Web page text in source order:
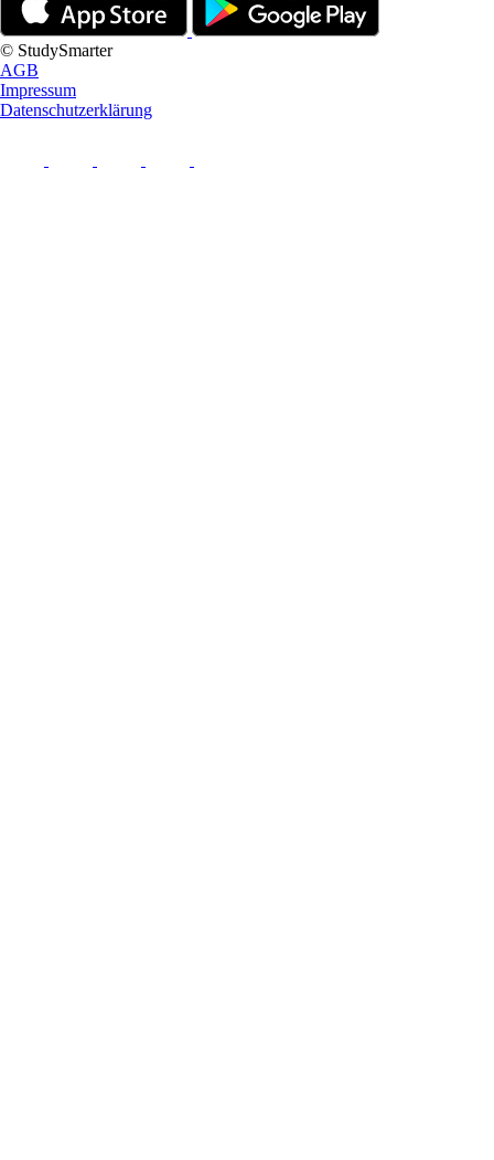
© StudySmarter
AGB
Impressum
Datenschutzerklärung